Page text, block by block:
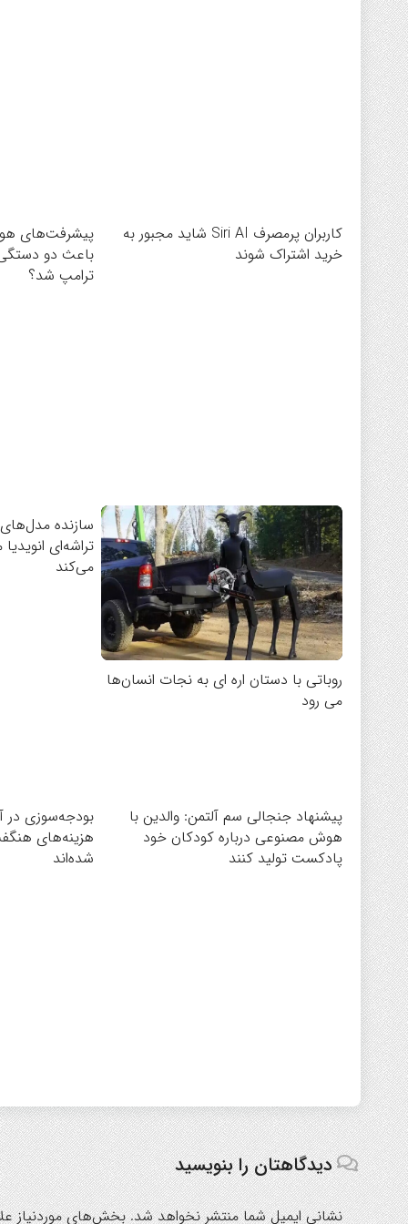
کاربران پرمصرف Siri AI شاید مجبور به
خرید اشتراک شوند
پیشرفت‌های
باعث دو
ترامپ شد؟
روباتی با دستان اره ای به نجات انسان‌ها
می رود
تراشه‌ای
می‌کند
پیشنهاد جنجالی سم آلتمن: والدین با
هوش مصنوعی درباره کودکان خود
پادکست تولید کنند
بودجه‌سوزی در
هزینه‌های
شده‌اند
دیدگاهتان را بنویسید
نشانی ایمیل شما منتشر نخواهد شد. بخش‌های موردنیاز